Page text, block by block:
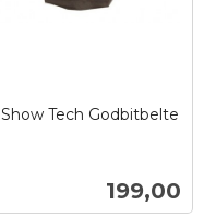
Show Tech Godbitbelte
Pris
199,00